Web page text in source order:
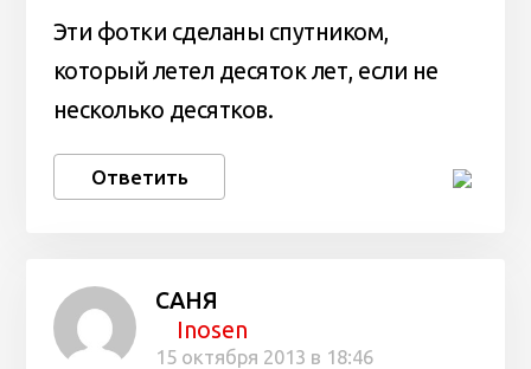
Эти фотки сделаны спутником,
который летел десяток лет, если не
несколько десятков.
Ответить
САНЯ
Inosen
15 октября 2013 в 18:46